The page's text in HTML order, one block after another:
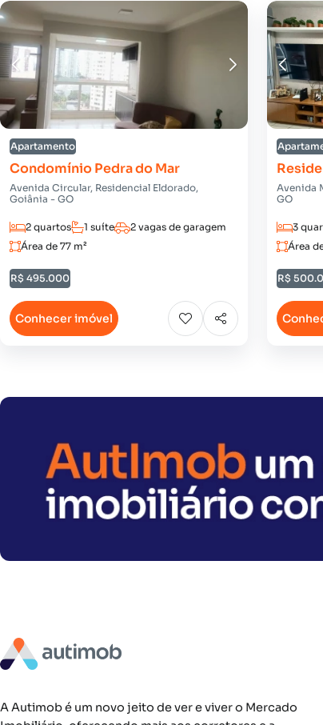
Apartamento
Condomínio Pedra do Mar
Avenida Circular, Residencial Eldorado,
Goiânia - GO
2 quartos 1 suíte
2 vagas de garagem
Área de 77 m²
R$ 495.000
Conhecer imóvel
Avenida
GO
3
Área
R$
A Autimob é um novo jeito de ver e viver o Mercado